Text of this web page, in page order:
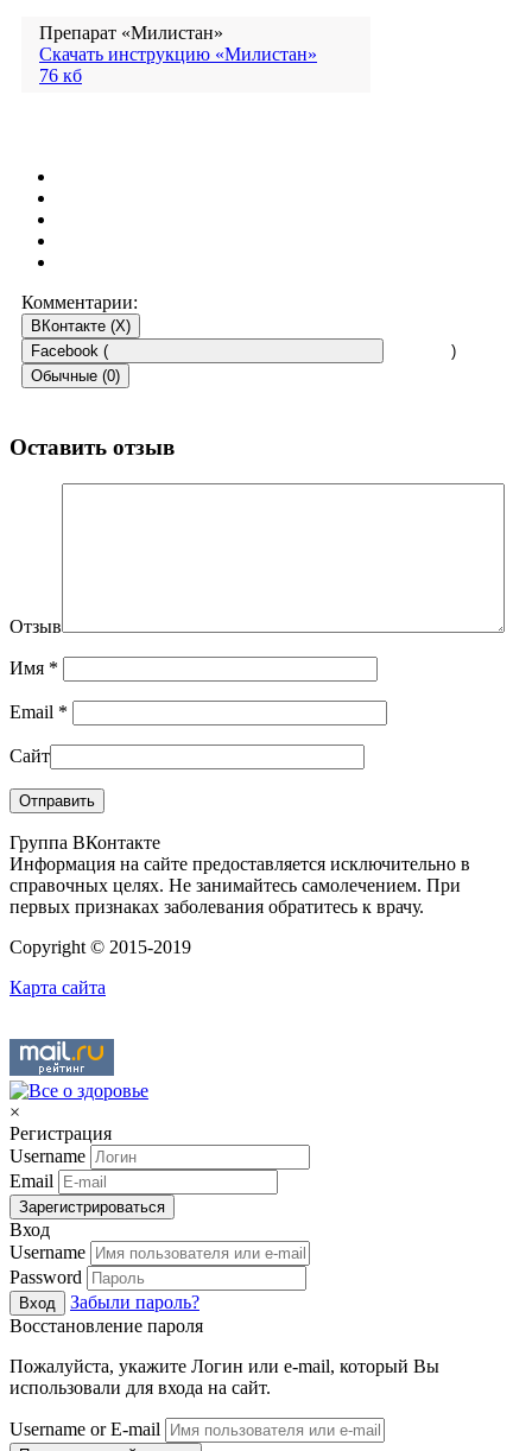
Препарат «Милистан»
Скачать инструкцию «Милистан»
76 кб
Комментарии:
ВКонтакте (X)
Facebook (
)
Обычные (0)
Оставить отзыв
Отзыв
Имя *
Email *
Сайт
Группа ВКонтакте
Информация на сайте предоставляется исключительно в
справочных целях. Не занимайтесь самолечением. При
первых признаках заболевания обратитесь к врачу.
Copyright © 2015-2019
Карта сайта
×
Регистрация
Username
Email
Зарегистрироваться
Вход
Username
Password
Вход
Забыли пароль?
Восстановление пароля
Пожалуйста, укажите Логин или e-mail, который Вы
использовали для входа на сайт.
Username or E-mail